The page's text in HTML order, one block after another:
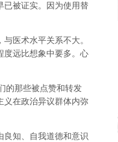
已被证实。因为使用替
医术水平关系不大。
度远比想象中要多。心
的那些被点赞和转发
义在政治异议群体内弥
良知、自我道德和意识